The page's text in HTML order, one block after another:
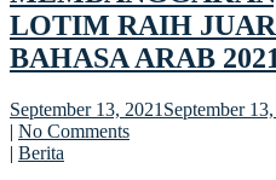
LOTIM RAIH
BAHASA ARAB
September 13, 2021 September
| No Comments
| Berita